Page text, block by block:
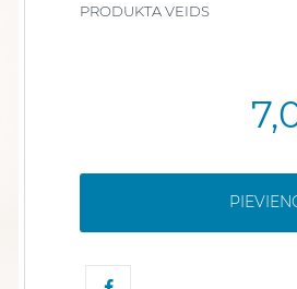
PRODUKTA VEIDS